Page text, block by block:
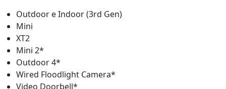
Outdoor e Indoor (3rd Gen)
Mini
XT2
Mini 2*
Outdoor 4*
Wired Floodlight Camera*
Video Doorbell*